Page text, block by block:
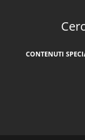
CONTENUTI